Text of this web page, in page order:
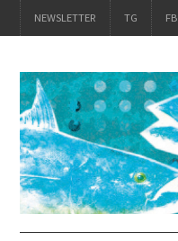
NEWSLETTER TG FB